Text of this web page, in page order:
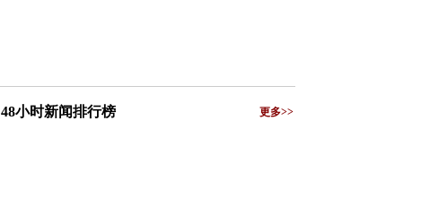
48小时新闻排行榜 更多>>